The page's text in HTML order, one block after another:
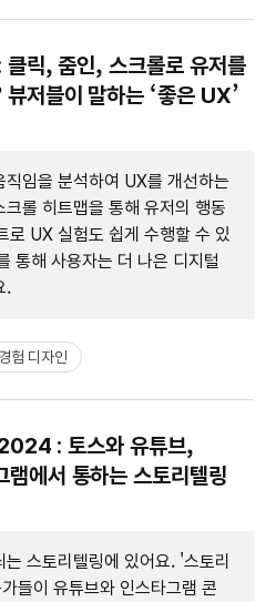
클릭, 줌인, 스크롤로 유저를
뷰저블이 말하는 ‘좋은 UX’
임을 분석하여 UX를 개선하는
롤 히트맵을 통해 유저의 행동
로 UX 실험도 쉽게 수행할 수 있
통해 사용자는 더 나은 디지털
.
험 디자인
: 토스와 유튜브,
램에서 통하는 스토리텔링
스토리텔링에 있어요. '스토리
들이 유튜브와 인스타그램 콘